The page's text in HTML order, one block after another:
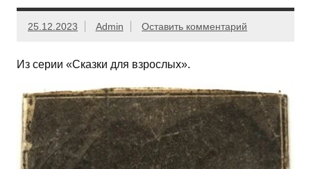
25.12.2023 Admin Оставить комментарий
Из серии «Сказки для взрослых».